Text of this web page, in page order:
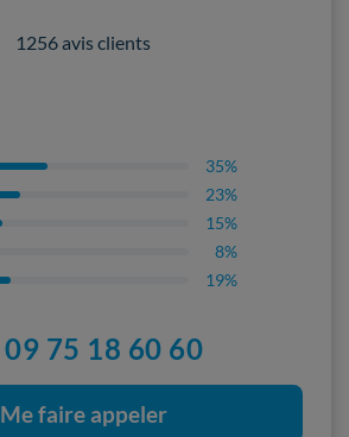
1256 avis clients
35%
23%
15%
8%
19%
09 75 18 60 60
Me faire appeler